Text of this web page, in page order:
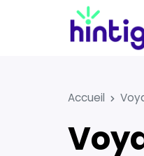
Accueil